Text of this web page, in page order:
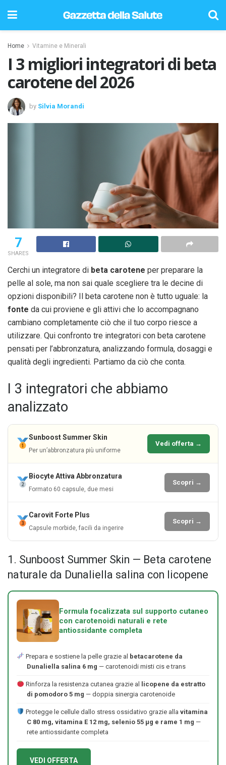
Home Vitamine e Minerali
I 3 migliori integratori di beta
carotene del 2026
by Silvia Morandi
7
SHARES
Cerchi un integratore di beta carotene per preparare la
pelle al sole, ma non sai quale scegliere tra le decine di
opzioni disponibili? Il beta carotene non è tutto uguale: la
fonte da cui proviene e gli attivi che lo accompagnano
cambiano completamente ciò che il tuo corpo riesce a
utilizzare. Qui confronto tre integratori con beta carotene
pensati per l’abbronzatura, analizzando formula, dosaggi e
qualità degli ingredienti. Partiamo da ciò che conta.
I 3 integratori che abbiamo
analizzato
Sunboost Summer Skin
Per un’abbronzatura più uniforme
Vedi offerta →
Biocyte Attiva Abbronzatura
Formato 60 capsule, due mesi
Scopri →
Carovit Forte Plus
Capsule morbide, facili da ingerire
Scopri →
1. Sunboost Summer Skin — Beta carotene
naturale da Dunaliella salina con licopene
Formula focalizzata sul supporto cutaneo
con carotenoidi naturali e rete
antiossidante completa
Prepara e sostiene la pelle grazie al betacarotene da
Dunaliella salina 6 mg — carotenoidi misti cis e trans
Rinforza la resistenza cutanea grazie al
licopene da estratto
di pomodoro 5 mg — doppia sinergia carotenoide
Protegge le cellule dallo stress ossidativo grazie alla vitamina
C 80 mg, vitamina E 12 mg, selenio 55 μg e rame 1 mg —
rete antiossidante completa
VEDI OFFERTA